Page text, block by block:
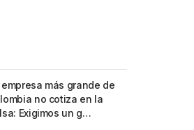
empresa más grande de
no cotiza en la
Exigimos un g…